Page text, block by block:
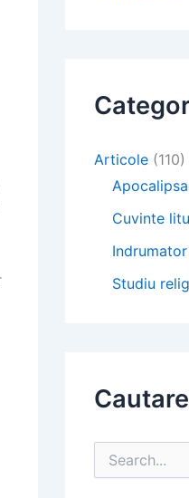
Articole (110)
Apocalipsa
Cuvinte
Studiu
Cautare